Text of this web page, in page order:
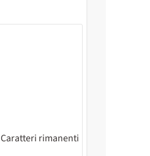
Caratteri rimanenti